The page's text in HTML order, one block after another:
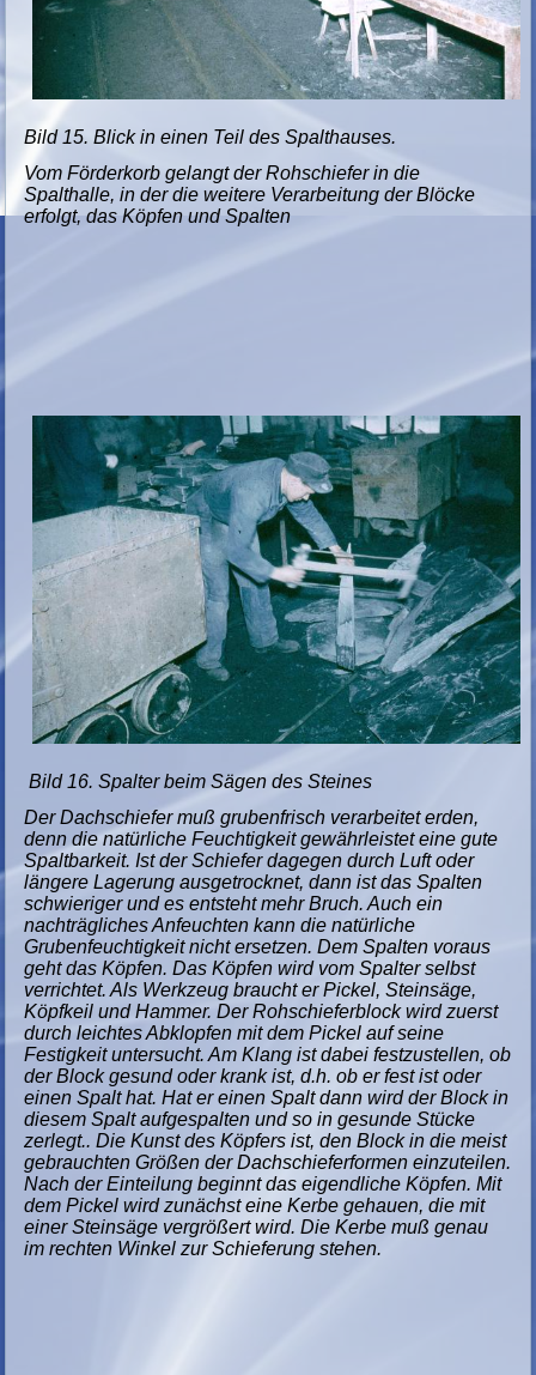
Bild 15. Blick in einen Teil des Spalthauses.
Vom Förderkorb gelangt der Rohschiefer in die
Spalthalle, in der die weitere Verarbeitung der Blöcke
erfolgt, das Köpfen und Spalten
Bild 16. Spalter beim Sägen des Steines
Der Dachschiefer muß grubenfrisch verarbeitet erden,
denn die natürliche Feuchtigkeit gewährleistet eine gute
Spaltbarkeit. Ist der Schiefer dagegen durch Luft oder
längere Lagerung ausgetrocknet, dann ist das Spalten
schwieriger und es entsteht mehr Bruch. Auch ein
nachträgliches Anfeuchten kann die natürliche
Grubenfeuchtigkeit nicht ersetzen. Dem Spalten voraus
geht das Köpfen. Das Köpfen wird vom Spalter selbst
verrichtet. Als Werkzeug braucht er Pickel, Steinsäge,
Köpfkeil und Hammer. Der Rohschieferblock wird zuerst
durch leichtes Abklopfen mit dem Pickel auf seine
Festigkeit untersucht. Am Klang ist dabei festzustellen, ob
der Block gesund oder krank ist, d.h. ob er fest ist oder
einen Spalt hat. Hat er einen Spalt dann wird der Block in
diesem Spalt aufgespalten und so in gesunde Stücke
zerlegt.. Die Kunst des Köpfers ist, den Block in die meist
gebrauchten Größen der Dachschieferformen einzuteilen.
Nach der Einteilung beginnt das eigendliche Köpfen. Mit
dem Pickel wird zunächst eine Kerbe gehauen, die mit
einer Steinsäge vergrößert wird. Die Kerbe muß genau
im rechten Winkel zur Schieferung stehen.